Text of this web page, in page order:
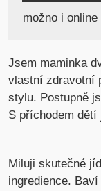
možno i online
Jsem maminka
vlastní zdravotní
stylu. Postupně
S příchodem
Miluji skutečné
ingredience.